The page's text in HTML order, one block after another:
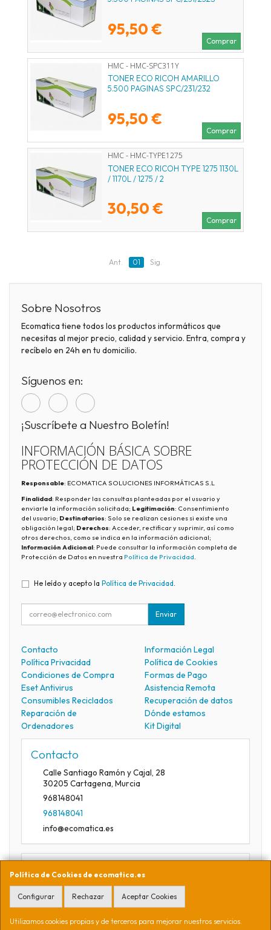
95,50 €
Comprar
HMC - HMC-SPC311Y
TONER ECO RICOH AMARILLO
5.500 PAGINAS SPC/231/232
95,50 €
Comprar
HMC - HMC-TYPE1275
TONER ECO RICOH TYPE 1275 1130L
/ 1170L / 1275 / 2
30,50 €
Comprar
Ant. 01 Sig.
Política de Cookies de ecomatica.es
Configurar Rechazar Aceptar Cookies
Utilizamos cookies propias y de terceros para mejorar nuestros servicios.
Sobre Nosotros
Ecomatica tiene todos los productos informáticos que
necesitas al mejor precio, calidad y servicio. Entra, compra y
recíbelo en 24h en tu domicilio.
Síguenos en:
¡Suscríbete a Nuestro Boletín!
INFORMACIÓN BÁSICA SOBRE
PROTECCIÓN DE DATOS
Responsable: ECOMATICA SOLUCIONES INFORMÁTICAS S.L
Finalidad: Responder las consultas planteadas por el usuario y
enviarle la información solicitada; Legitimación: Consentimiento
del usuario; Destinatarios: Solo se realizan cesiones si existe una
obligación legal; Derechos: Acceder, rectificar y suprimir, así como
otros derechos, como se indica en la información adicional;
Información Adicional: Puede consultar la información completa de
Protección de Datos en nuestra Política de Privacidad.
He leído y acepto la Política de Privacidad
Enviar
Contacto
Información Legal
Política Privacidad
Política de Cookies
Condiciones de Compra
Formas de Pago
Eset Antivirus
Asistencia Remota
Consumibles Reciclados
Recuperación de datos
Reparación de
Ordenadores
Dónde estamos
Kit Digital
Contacto
Calle Santiago Ramón y Cajal, 28
30205 Cartagena, Murcia
968148041
968148041
info@ecomatica.es
Horario
09:30-13:30